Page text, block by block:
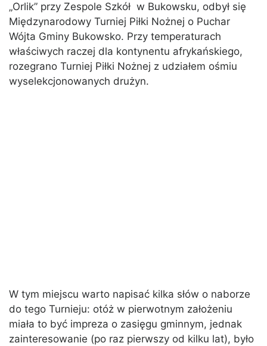
„Orlik” przy Zespole Szkół w Bukowsku, odbył się
Międzynarodowy Turniej Piłki Nożnej o Puchar
Wójta Gminy Bukowsko. Przy temperaturach
właściwych raczej dla kontynentu afrykańskiego,
rozegrano Turniej Piłki Nożnej z udziałem ośmiu
wyselekcjonowanych drużyn.
W tym miejscu warto napisać kilka słów o naborze
do tego Turnieju: otóż w pierwotnym założeniu
miała to być impreza o zasięgu gminnym, jednak
zainteresowanie (po raz pierwszy od kilku lat), było